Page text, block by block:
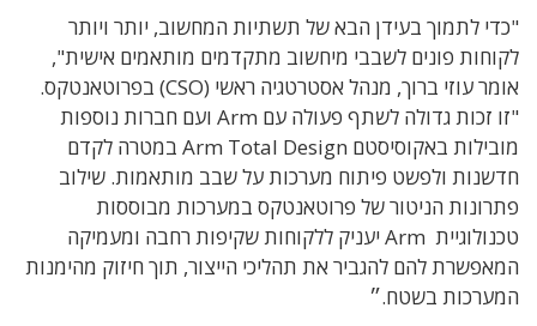
"כדי לתמוך בעידן הבא של תשתיות המחשוב, יותר ויותר
לקוחות פונים לשבבי מיחשוב מתקדמים מותאמים אישית",
אומר עוזי ברוך, מנהל אסטרטגיה ראשי (CSO) בפרוטאנטקס.
"זו זכות גדולה לשתף פעולה עם Arm ועם חברות נוספות
מובילות באקוסיסטם Arm Total Design במטרה לקדם
חדשנות ולפשט פיתוח מערכות על שבב מותאמות. שילוב
פתרונות הניטור של פרוטאנטקס במערכות מבוססות
טכנולוגיית Arm יעניק ללקוחות שקיפות רחבה ומעמיקה
המאפשרת להם להגביר את תהליכי הייצור, תוך חיזוק מהימנות
המערכות בשטח.״